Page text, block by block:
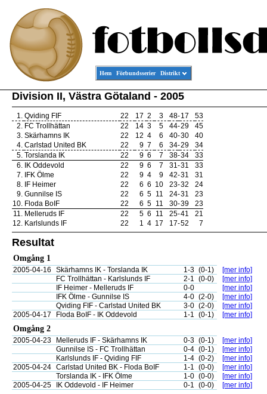
Hem Förbundsserier Distrikt
Division II, Västra Götaland - 2005
1. Qviding FIF 22 17 2 3 48-17
53
2. FC Trollhättan 22 14 3 5 44-29
45
3. Skärhamns IK 22 12 4 6 40-30
40
4. Carlstad United BK 22 9 7 6 34-29
34
5. Torslanda IK 22 9 6 7 38-34
33
6. IK Oddevold 22 9 6 7 31-31
33
7. IFK Ölme 22 9 4 9 42-31
31
8. IF Heimer 22 6 6 10 23-32
24
9. Gunnilse IS 22 6 5 11 24-31
23
10. Floda BoIF 22 6 5 11 30-39
23
11. Melleruds IF 22 5 6 11 25-41
21
12. Karlslunds IF 22 1 4 17 17-52 7
Resultat
Omgång 1
2005-04-16 Skärhamns IK - Torslanda IK 1-3 (0-1)
[mer info]
FC Trollhättan - Karlslunds IF
2-1 (0-0)
[mer info]
IF Heimer - Melleruds IF
0-0
[mer info]
IFK Ölme - Gunnilse IS
4-0 (2-0)
[mer info]
Qviding FIF - Carlstad United BK
3-0 (2-0)
[mer info]
2005-04-17
Floda BoIF - IK Oddevold 1-1 (0-1) [mer info]
Omgång 2
2005-04-23 Melleruds IF - Skärhamns IK 0-3 (0-1)
[mer info]
Gunnilse IS - FC Trollhättan
0-4 (0-1)
[mer info]
Karlslunds IF - Qviding FIF
1-4 (0-2)
[mer info]
2005-04-24 Carlstad United BK - Floda BoIF 1-1 (0-0)
[mer info]
Torslanda IK - IFK Ölme
1-0 (0-0)
[mer info]
2005-04-25
IK Oddevold - IF Heimer 0-1 (0-0) [mer info]